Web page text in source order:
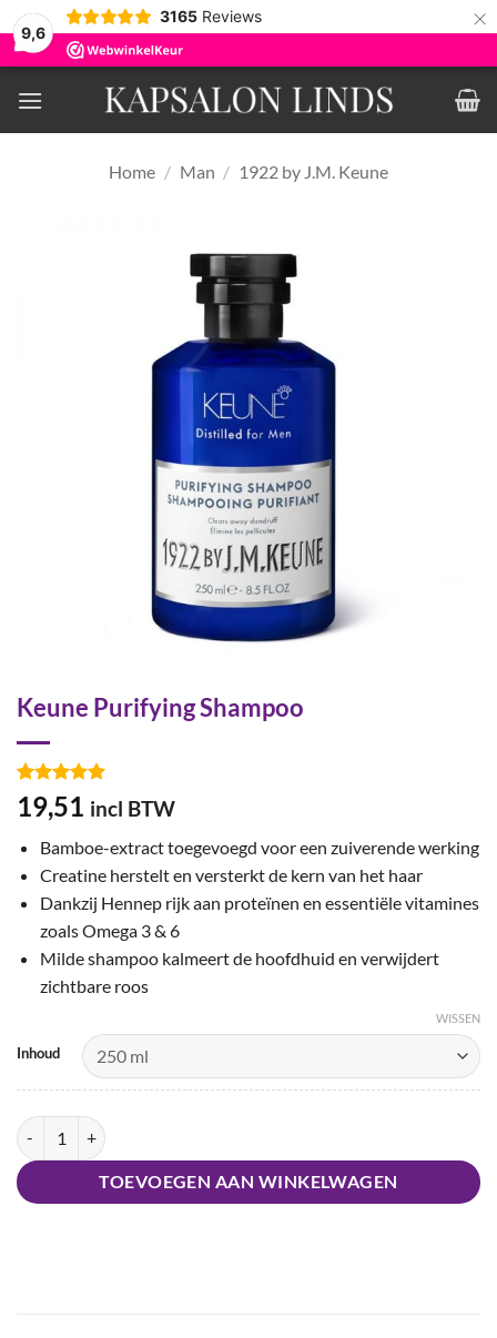
9,6
3165 Reviews ×
naar
inhoud
Home / Man / 1922 by J.M. Keune
Keune Purifying Shampoo
Gewaardeerd
5op 5
op
4
klant
waarderingen
19,51 incl BTW
Bamboe-extract toegevoegd voor een zuiverende werking
Creatine herstelt en versterkt de kern van het haar
Dankzij Hennep rijk aan proteïnen en essentiële vitamines
zoals Omega 3 & 6
Milde shampoo kalmeert de hoofdhuid en verwijdert
zichtbare roos
Inhoud
WISSEN
Keune Purifying Shampoo aantal
TOEVOEGEN AAN WINKELWAGEN